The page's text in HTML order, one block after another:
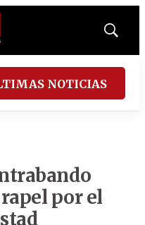
Mostrar
NOTICIAS
por el